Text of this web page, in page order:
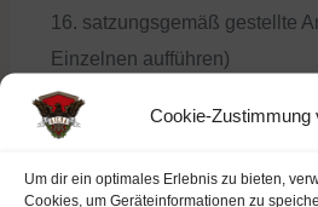
Cookie-Zustimmung
Um dir ein optimales Erlebnis zu bieten,
Cookies, um Geräteinformationen zu
16. satzungsgemäß gestellte
Einzelnen aufführen)
18. Verschiedenes / Stimmen
Mitgliederschaft